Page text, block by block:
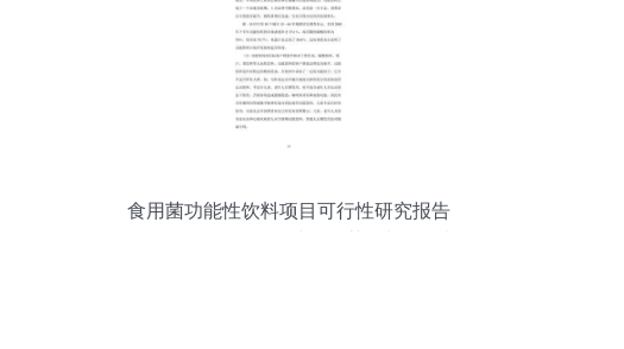
食用菌功能性饮料项目可行性研究报告